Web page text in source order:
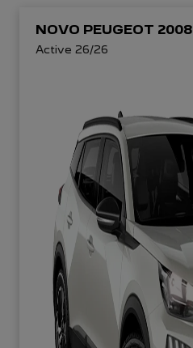
NOVO PEUGEOT 2008
Active 26/26